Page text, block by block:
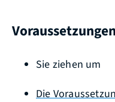
Voraussetzungen
Sie ziehen um
Die